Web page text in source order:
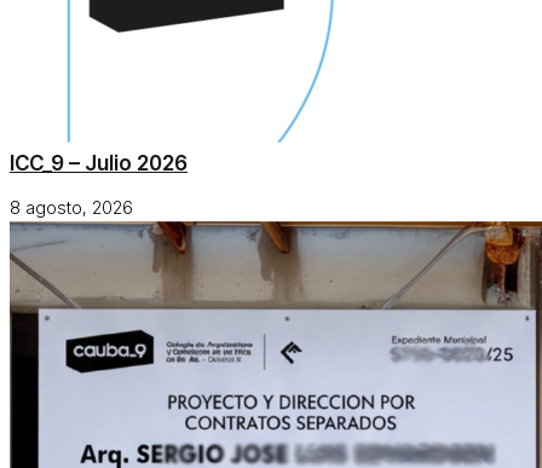
ICC_9 – Julio 2026
8 agosto, 2026